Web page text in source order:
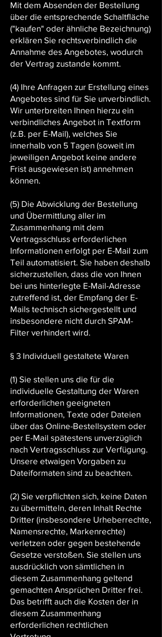
Mit dem Absenden der Bestellung
über die entsprechende Schaltfläche
("kaufen" oder ähnliche Bezeichnung)
erklären Sie rechtsverbindlich die
Annahme des Angebotes, wodurch
der Vertrag zustande kommt.
(4) Ihre Anfragen zur Erstellung eines
Angebotes sind für Sie unverbindlich.
Wir unterbreiten Ihnen hierzu ein
verbindliches Angebot in Textform
(z.B. per E-Mail), welches Sie
innerhalb von 5 Tagen (soweit im
jeweiligen Angebot keine andere
Frist ausgewiesen ist) annehmen
können.
(5) Die Abwicklung der Bestellung
und Übermittlung aller im
Zusammenhang mit dem
Vertragsschluss erforderlichen
Informationen erfolgt per E-Mail zum
Teil automatisiert. Sie haben deshalb
sicherzustellen, dass die von Ihnen
bei uns hinterlegte E-Mail-Adresse
zutreffend ist, der Empfang der E-
Mails technisch sichergestellt und
insbesondere nicht durch SPAM-
Filter verhindert wird.
§ 3 Individuell gestaltete Waren
(1) Sie stellen uns die für die
individuelle Gestaltung der Waren
erforderlichen geeigneten
Informationen, Texte oder Dateien
über das Online-Bestellsystem oder
per E-Mail spätestens unverzüglich
nach Vertragsschluss zur Verfügung.
Unsere etwaigen Vorgaben zu
Dateiformaten sind zu beachten.
(2) Sie verpflichten sich, keine Daten
zu übermitteln, deren Inhalt Rechte
Dritter (insbesondere Urheberrechte,
Namensrechte, Markenrechte)
verletzen oder gegen bestehende
Gesetze verstoßen. Sie stellen uns
ausdrücklich von sämtlichen in
diesem Zusammenhang geltend
gemachten Ansprüchen Dritter frei.
Das betrifft auch die Kosten der in
diesem Zusammenhang
erforderlichen rechtlichen